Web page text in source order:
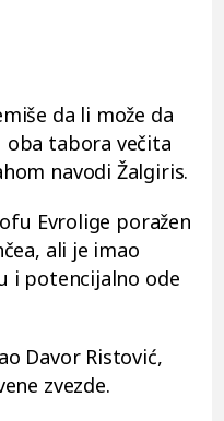
da li može da
oba tabora večita
navodi Žalgiris.
Evrolige poražen
ali je imao
i potencijalno ode
Davor Ristović,
zvezde.